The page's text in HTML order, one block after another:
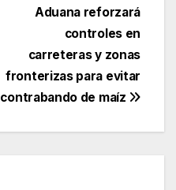
Aduana reforzará
controles en
carreteras y zonas
fronterizas para evitar
contrabando de maíz